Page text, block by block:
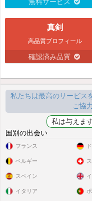
真剣
高品質プロフィール
確認済み品質
私たちは最高のサービス
ご協
国別の出会い
フランス
ベルギー
スペイン
イタリア